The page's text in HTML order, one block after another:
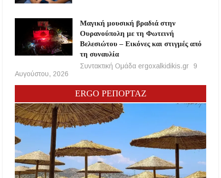
Μαγική μουσική βραδιά στην
Ουρανούπολη με τη Φωτεινή
Βελεσιώτου – Εικόνες και στιγμές από
τη συναυλία
Συντακτική Ομάδα ergoxalkidikis.gr
9
Αυγούστου, 2026
ERGO ΡΕΠΟΡΤΑΖ